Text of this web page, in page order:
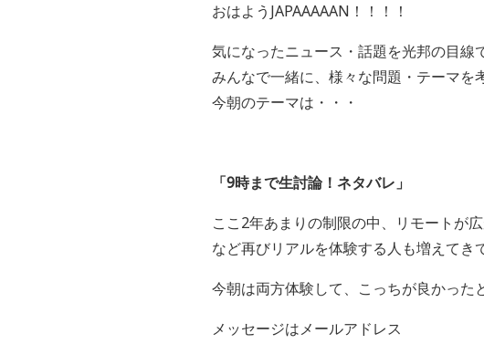
おはようJAPAAAAAN！！！！
気になったニュース・話題を光邦の目線
みんなで一緒に、様々な問題・テーマを
今朝のテーマは・・・
「9時まで生討論！ネタバレ 」
ここ2年あまりの制限の中、リモートが
など再びリアルを体験する人も増えてき
今朝は両方体験して、こっちが良かった
メッセージはメールアドレス